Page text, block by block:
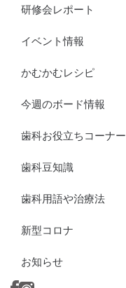
研修会レポート
イベント情報
かむかむレシピ
今週のボード情報
歯科お役立ちコーナー
歯科豆知識
歯科用語や治療法
新型コロナ
お知らせ